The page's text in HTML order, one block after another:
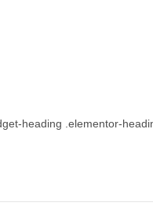
heading .elementor-